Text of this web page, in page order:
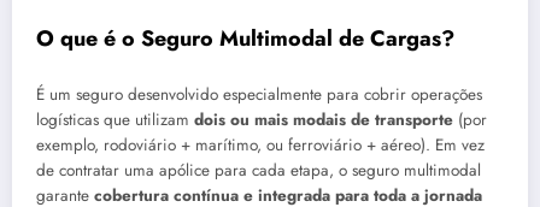
O que é o Seguro Multimodal de Cargas?
É um seguro desenvolvido especialmente para cobrir operações
logísticas que utilizam dois ou mais modais de transporte (por
exemplo, rodoviário + marítimo, ou ferroviário + aéreo). Em vez
de contratar uma apólice para cada etapa, o seguro multimodal
garante cobertura contínua e integrada para toda a jornada